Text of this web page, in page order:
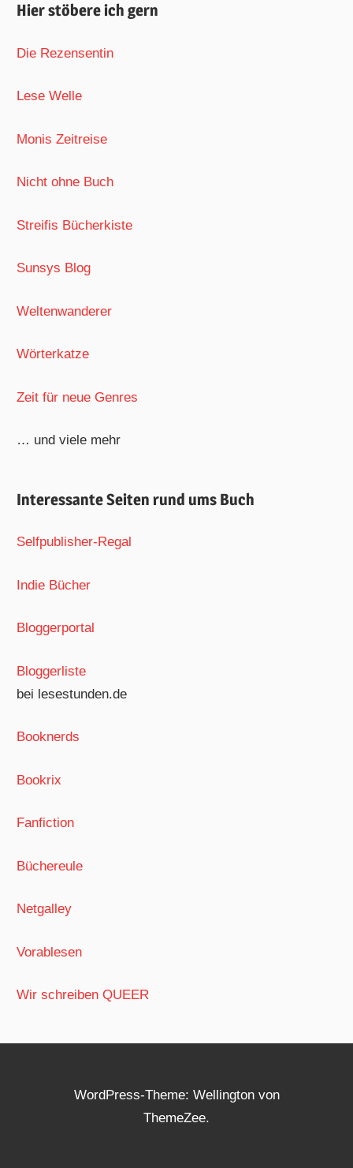
Hier stöbere ich gern
Die Rezensentin
Lese Welle
Monis Zeitreise
Nicht ohne Buch
Streifis Bücherkiste
Sunsys Blog
Weltenwanderer
Wörterkatze
Zeit für neue Genres
… und viele mehr
Interessante Seiten rund ums Buch
Selfpublisher-Regal
Indie Bücher
Bloggerportal
Bloggerliste
bei lesestunden.de
Booknerds
Bookrix
Fanfiction
Büchereule
Netgalley
Vorablesen
Wir schreiben QUEER
WordPress-Theme: Wellington von
ThemeZee.